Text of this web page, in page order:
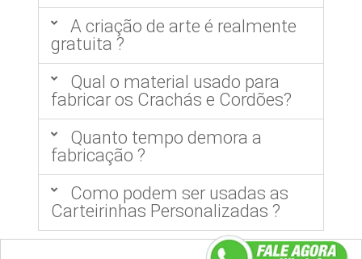
A criação de arte é realmente
gratuita ?
Qual o material usado para
fabricar os Crachás e Cordões?
Quanto tempo demora a
fabricação ?
Como podem ser usadas as
Carteirinhas Personalizadas ?